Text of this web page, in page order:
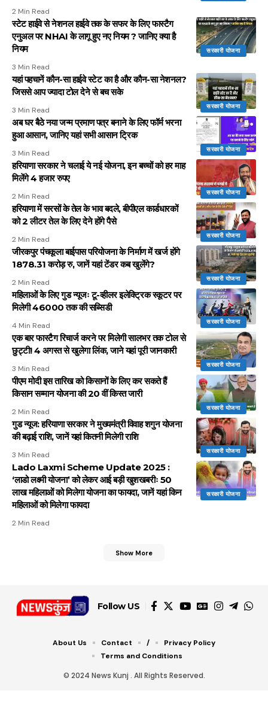
2 Min Read
सरकारी योजना
स्टेट हाईवे से नेशनल हाईवे तक के सफर के लिए फास्टैग
एनुअल पर NHAI के लागू हुए नए नियम ? जानिए क्या है
नियम
3 Min Read
सरकारी योजना
यहां पहचानें कौन-सा हाईवे स्टेट का है और कौन-सा नेशनल?
जिससे आप ज्यादा टोल देने से बच सके
3 Min Read
सरकारी योजना
अब घर बैठे नया जन्म प्रमाण पत्र बनाने के लिए फॉर्म भरना
हुआ आसान, जानिए यहां सभी आसान ट्रिक
3 Min Read
सरकारी योजना
हरियाणा सरकार ने चलाई ये नई योजना, इन बच्चों को हर माह
मिलेंगे 4 हजार रुपए
2 Min Read
सरकारी योजना
हरियाणा में सरसों के तेल के भाव बदले, बीपीएल कार्डधारकों
को 2 लीटर तेल के लिए देने होंगे पैसे
2 Min Read
सरकारी योजना
जीरकपुर पंचकूला बाईपास परियोजना के निर्माण में खर्ज होंगे
1878.31 करोड़ रु, जानें यहां टेंडर कब खुलेंगे?
2 Min Read
सरकारी योजना
महिलाओं के लिए गुड न्यूजः टू-व्हीलर इलेक्ट्रिक स्कूटर पर
मिलेगी 46000 तक की सब्सिडी
4 Min Read
सरकारी योजना
एक बार फास्टैग रिचार्ज करने पर मिलेगी सालभर तक टोल से
छुट्टी! 4 अगस्त से खुलेगा लिंक, जाने यहां पूरी जानकारी
3 Min Read
सरकारी योजना
पीएम मोदी इस तारिख को किसानों के लिए कर सकते हैं
किसान सम्मान योजना की 20 वीं किस्त जारी
2 Min Read
सरकारी योजना
गुड न्यूज: हरियाणा सरकार ने मुख्यमंत्री विवाह शगुन योजना
की बढ़ाई राशि, जानें यहां कितनी मिलेगी राशि
3 Min Read
सरकारी योजना
Lado Laxmi Scheme Update 2025 :
‘लाडो लक्ष्मी योजना’ को लेकर आई बड़ी खुशखबरीः 50
लाख महिलाओं को मिलेगा योजना का फायदा, जानें यहां किन
महिलाओं को मिलेगा फायदा
2 Min Read
Show More
Follow US
© 2024 News Kunj . All Rights Reserved.
About Us Contact /
Privacy Policy
Terms and Conditions